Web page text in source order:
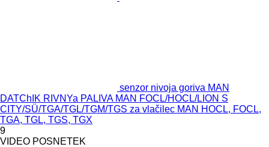
senzor nivoja goriva MAN
DATChIK RIVNYa PALIVA MAN FOCL/HOCL/LION S
CITY/SÜ/TGA/TGL/TGM/TGS za vlačilec MAN HOCL, FOCL,
TGA, TGL, TGS, TGX
9
VIDEO POSNETEK